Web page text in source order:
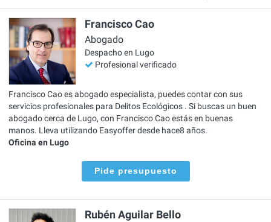
Francisco Cao
Abogado
Despacho en Lugo
Profesional verificado
Francisco Cao es abogado especialista, puedes contar con sus
servicios profesionales para Delitos Ecológicos . Si buscas un buen
abogado cerca de Lugo, con Francisco Cao estás en buenas
manos. Lleva utilizando Easyoffer desde hace8 años.
Oficina en Lugo
Pide presupuesto
Rubén Aguilar Bello